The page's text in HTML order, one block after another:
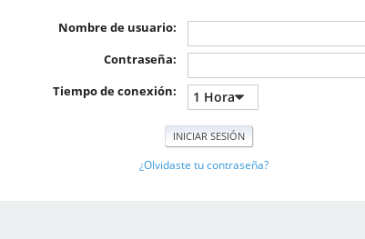
Nombre de usuario:
Contraseña:
Tiempo de conexión:
¿Olvidaste tu contraseña?